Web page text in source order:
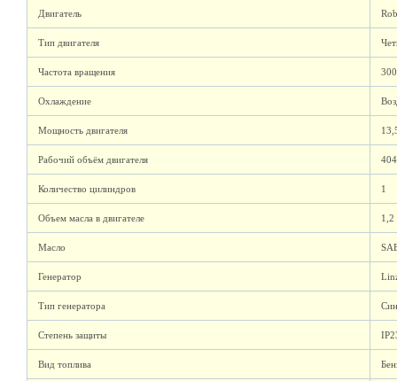
Двигатель
Тип двигателя
Частота вращения
Охлаждение
Мощность двигателя
Рабочий объём двигателя
Количество цилиндров 1
Объем масла в двигателе 1,2
Масло
Генератор
Тип генератора
Cтепень защиты
Вид топлива